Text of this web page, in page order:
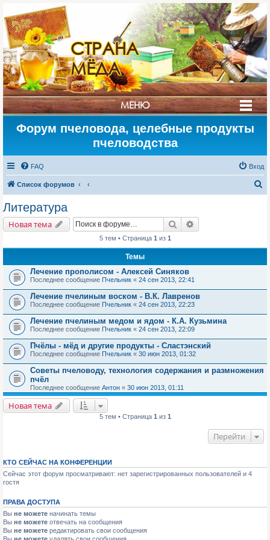
СТРАНА
МЁДА
МЕНЮ
Форум пчеловода, целебные продукты
пчеловодства
FAQ Вход
Список форумов
Литература
Новая тема Поиск
5 тем • Страница 1 из 1
Темы
Лечение прополисом - Алексей Синяков
Последнее сообщение Пчельник « 24 сен 2013, 22:41
Лечение пчелиным воском - В.К. Лавренов
Последнее сообщение Пчельник « 24 сен 2013, 22:23
Лечение пчелиным медом и ядом - К.А. Кузьмина
Последнее сообщение Пчельник « 24 сен 2013, 22:09
Пчёлы - мёд и другие продукты - Сластэнский
Последнее сообщение Пчельник « 30 июн 2013, 01:32
Советы пчеловоду, технология содержания и размножения
пчёл
Последнее сообщение Антон « 30 июн 2013, 01:11
Новая тема
5 тем • Страница 1 из 1
Перейти
КТО СЕЙЧАС НА КОНФЕРЕНЦИИ
Сейчас этот форум просматривают: нет зарегистрированных пользователей и 4
гостя
ПРАВА ДОСТУПА
Вы не можете начинать темы
Вы не можете отвечать на сообщения
Вы не можете редактировать свои сообщения